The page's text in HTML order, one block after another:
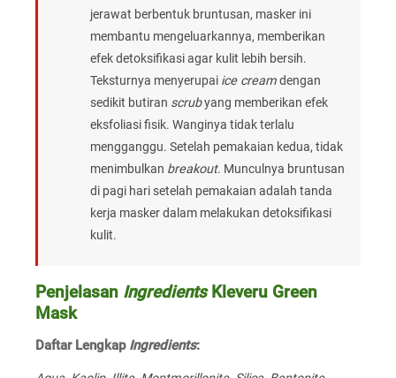
jerawat berbentuk bruntusan, masker ini
membantu mengeluarkannya, memberikan
efek detoksifikasi agar kulit lebih bersih.
Teksturnya menyerupai ice creamdengan
sedikit butiran scrubyang memberikan efek
eksfoliasi fisik. Wanginya tidak terlalu
mengganggu. Setelah pemakaian kedua, tidak
menimbulkan breakout. Munculnya bruntusan
di pagi hari setelah pemakaian adalah tanda
kerja masker dalam melakukan detoksifikasi
kulit.
Penjelasan IngredientsKleveru Green
Mask
Daftar Lengkap Ingredients: